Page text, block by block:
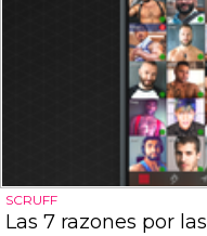
SCRUFF
Las 7 razones por